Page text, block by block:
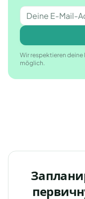
Wir respektieren
möglich.